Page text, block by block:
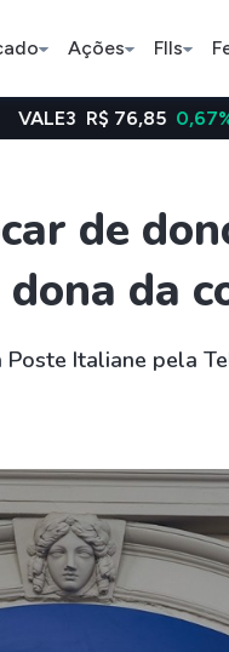
Ações FIIs
Índice
Selic
IVVB11
SMAL11
HASH11
GOLD11
0,67% BBAS3
de
da
Italiane pela